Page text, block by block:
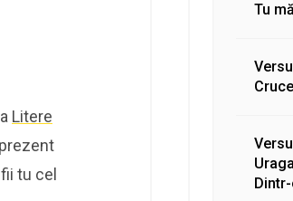
Litere
tu cel
Tu